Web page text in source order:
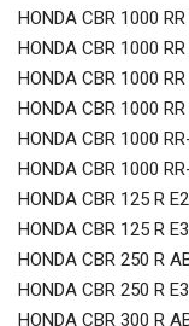
HONDA CBR 1000
HONDA CBR 1000
HONDA CBR 1000
HONDA CBR 1000
HONDA CBR 1000
HONDA CBR 1000
HONDA CBR 125 R
HONDA CBR 125 R
HONDA CBR 250 R
HONDA CBR 250 R
HONDA CBR 300 R